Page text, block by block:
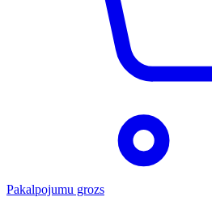
Pakalpojumu grozs